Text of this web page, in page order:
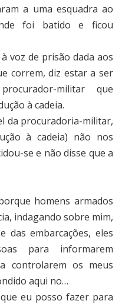
a uma esquadra ao
foi batido e ficou
voz de prisão dada aos
correm, diz estar a ser
militar que
à cadeia.
da procuradoria-militar,
à cadeia) não nos
se e não disse que a
homens armados
indagando sobre mim,
das embarcações, eles
para informarem
controlarem os meus
aqui no…
eu posso fazer para